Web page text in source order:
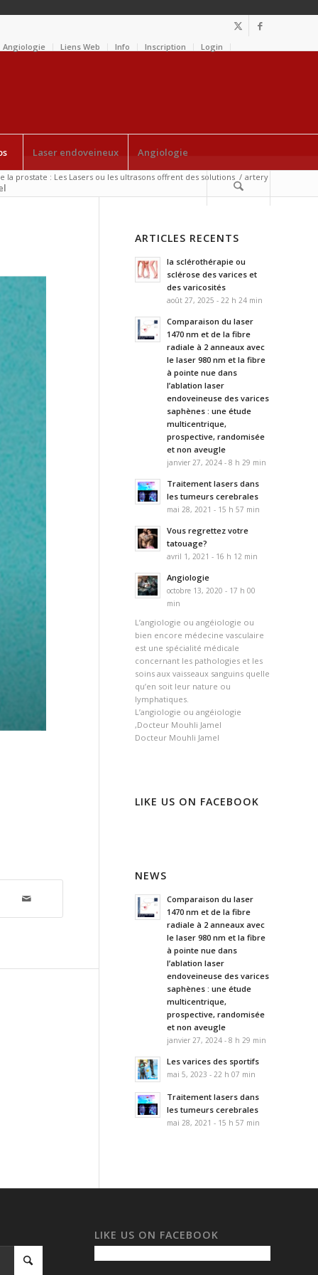
Angiologie Liens Web Info Inscription Login
Laser endoveineux Angiologie
la prostate : Les Lasers ou les ultrasons offrent des solutions / artery
ARTICLES RECENTS
la sclérothérapie ou
sclérose des varices et
des varicosités
août 27, 2025 - 22 h 24 min
Comparaison du laser
1470 nm et de la fibre
radiale à 2 anneaux avec
le laser 980 nm et la fibre
à pointe nue dans
l’ablation laser
endoveineuse des varices
saphènes : une étude
multicentrique,
prospective, randomisée
et non aveugle
janvier 27, 2024 - 8 h 29 min
Traitement lasers dans
les tumeurs cerebrales
mai 28, 2021 - 15 h 57 min
Vous regrettez votre
tatouage?
avril 1, 2021 - 16 h 12 min
Angiologie
octobre 13, 2020 - 17 h 00
min
L’angiologie ou angéiologie ou
bien encore médecine vasculaire
est une spécialité médicale
concernant les pathologies et les
soins aux vaisseaux sanguins quelle
qu’en soit leur nature ou
lymphatiques.
L’angiologie ou angéiologie
,Docteur Mouhli Jamel
Docteur Mouhli Jamel
LIKE US ON FACEBOOK
NEWS
Comparaison du laser
1470 nm et de la fibre
radiale à 2 anneaux avec
le laser 980 nm et la fibre
à pointe nue dans
l’ablation laser
endoveineuse des varices
saphènes : une étude
multicentrique,
prospective, randomisée
et non aveugle
janvier 27, 2024 - 8 h 29 min
Les varices des sportifs
mai 5, 2023 - 22 h 07 min
Traitement lasers dans
les tumeurs cerebrales
mai 28, 2021 - 15 h 57 min
LIKE US ON FACEBOOK